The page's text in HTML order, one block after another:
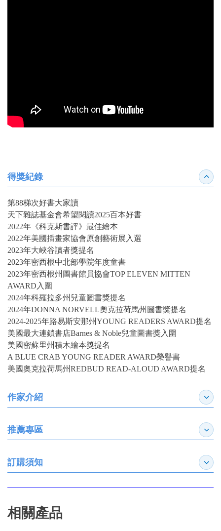
得獎紀錄 收合
第88梯次好書大家讀
天下雜誌基金會希望閱讀2025百本好書
2022年《科克斯書評》最佳繪本
2022年美國插畫家協會原創藝術展入選
2023年大峽谷讀者獎提名
2023年密西根中北部學院年度童書
2023年密西根州圖書館員協會TOP ELEVEN MITTEN
AWARD入圍
2024年科羅拉多州兒童圖書獎提名
2024年DONNA NORVELL奧克拉荷馬州圖書獎提名
2024-2025年路易斯安那州YOUNG READERS AWARD提名
美國最大連鎖書店Barnes & Noble兒童圖書獎入圍
美國密蘇里州積木繪本獎提名
A BLUE CRAB YOUNG READER AWARD榮譽書
美國奧克拉荷馬州REDBUD READ-ALOUD AWARD提名
作家介紹 展開
推薦專區 展開
訂購須知 展開
相關產品